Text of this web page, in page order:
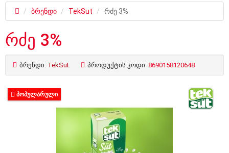
ბრენდი TekSut რძე 3%
რძე 3%
ბრენდი: TekSut პროდუქტის კოდი: 8690158120648
ᲞᲝᲞᲣᲚᲐᲠᲣᲚᲘ